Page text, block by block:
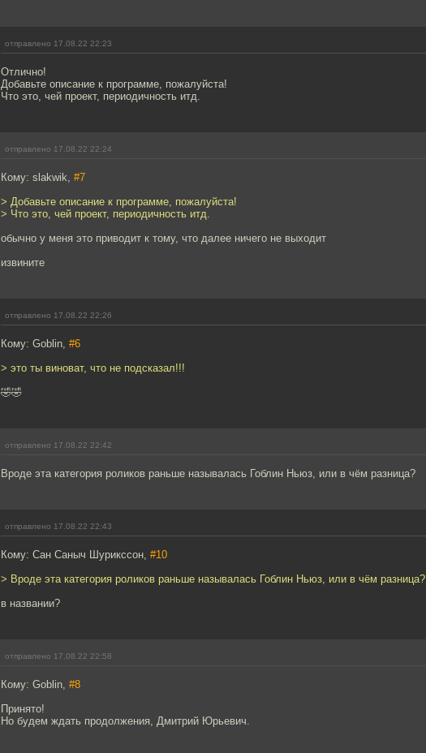
отправлено 17.08.22 22:23
Отлично!
Добавьте описание к программе, пожалуйста!
Что это, чей проект, периодичность итд.
отправлено 17.08.22 22:24
Кому: slakwik, #7
> Добавьте описание к программе, пожалуйста!
> Что это, чей проект, периодичность итд.
обычно у меня это приводит к тому, что далее ничего не выходит
извините
отправлено 17.08.22 22:26
Кому: Goblin, #6
> это ты виноват, что не подсказал!!!
🤣🤣
отправлено 17.08.22 22:42
Вроде эта категория роликов раньше называлась Гоблин Ньюз, или в чём разница?
отправлено 17.08.22 22:43
Кому: Сан Саныч Шурикссон, #10
> Вроде эта категория роликов раньше называлась Гоблин Ньюз, или в чём разница?
в названии?
отправлено 17.08.22 22:58
Кому: Goblin, #8
Принято!
Но будем ждать продолжения, Дмитрий Юрьевич.